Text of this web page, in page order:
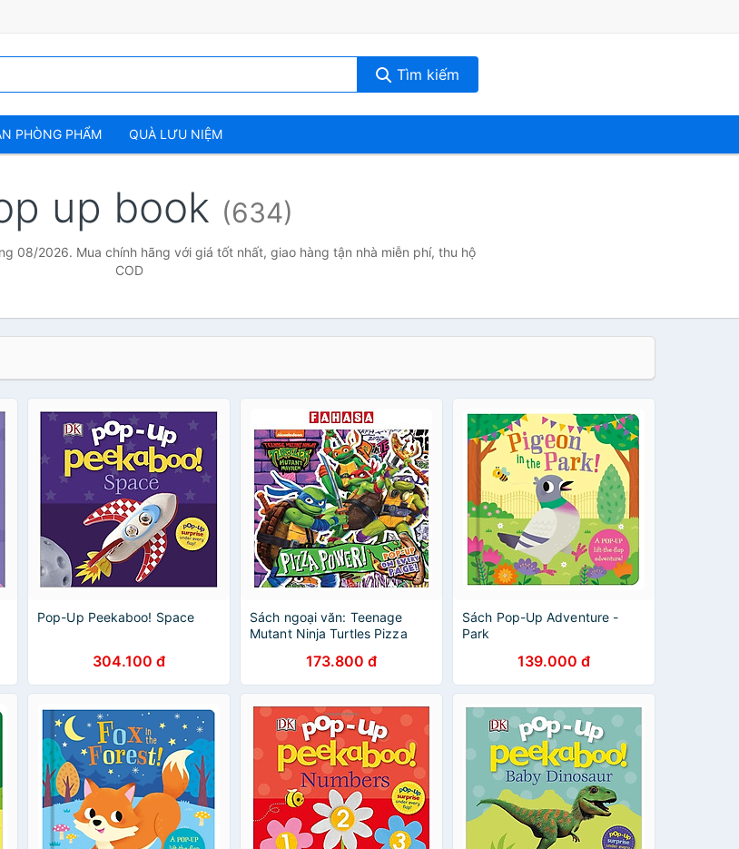
Tìm kiếm
PHÒNG PHẨM QUÀ LƯU NIỆM
up book (634)
08/2026. Mua chính hãng với giá tốt nhất, giao hàng tận nhà miễn phí, thu hộ
COD
Pop-Up Peekaboo! Space
304.100 đ
Sách ngoại văn: Teenage
Mutant Ninja Turtles Pizza
173.800 đ
Sách Pop-Up Adventure -
Park
139.000 đ